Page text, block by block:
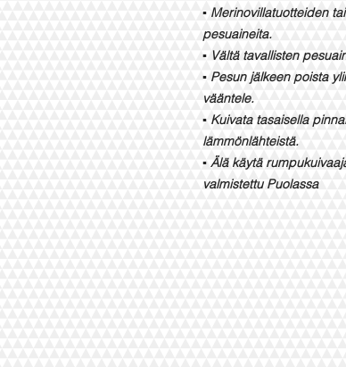
▪️ Merinovillatuotteiden
pesuaineita.
▪️ Vältä tavallisten
▪️ Pesun jälkeen poista
vääntele.
▪️ Kuivata tasaisella
lämmönlähteistä.
▪️ Älä käytä
valmistettu Puolassa